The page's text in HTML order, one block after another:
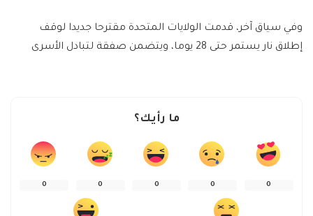
وفي سياق آخر، قدمت الولايات المتحدة مقترحا جديدا لوقف
إطلاق نار يستمر حتى 28 يوما، ويتضمن صفقة لتبادل الأسرى
ما رأيك؟
0
0
0
0
0